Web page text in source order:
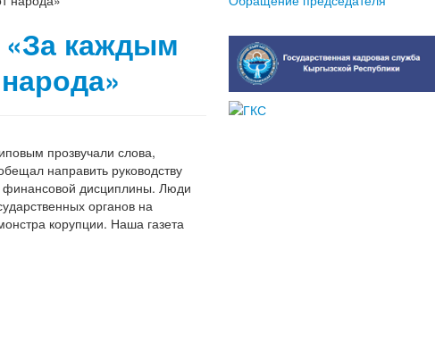
«За каждым
прозвучали слова,
направить руководству
финансовой дисциплины. Люди
органов на
корупции. Наша газета